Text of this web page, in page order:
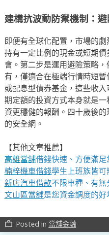
建構抗波動防禦機制：
即便有全球化配置，市場的
持有一定比例的現金或短期
會。第二步是運用避險策略
有，僅適合在極端行情時短
或配息型債券基金，這些收
期定額的投資方式本身就是
資更穩健的報酬。四十歲後
的安全網。
【其他文章推薦】
高雄當舖借錢快速、方便滿足
楠梓機車借錢學生上班族皆可
新店汽車借款不限車種、有無
文山區當舖是您資金調度的好
work_outline Posted in 當舖金融